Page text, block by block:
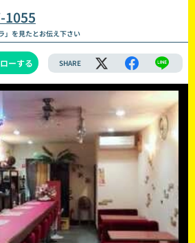
1055
」を見たとお伝え下さい
ーする SHARE